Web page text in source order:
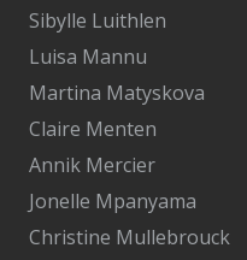
Sibylle Luithlen
Luisa Mannu
Martina Matyskova
Claire Menten
Annik Mercier
Jonelle Mpanyama
Christine Mullebrouck